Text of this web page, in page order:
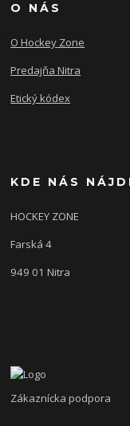
O NÁS
O Hockey Zone
Predajňa Nitra
Etický kódex
KDE NÁS
HOCKEY ZONE
Farská 4
949 01 Nitra
Zákaznícka podpora